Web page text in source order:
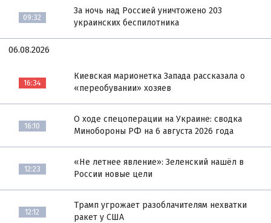
09:32
За ночь над Россией уничтожено 203
украинских беспилотника
06.08.2026
16:34
Киевская марионетка Запада рассказала о
«переобувании» хозяев
16:10
О ходе спецоперации на Украине: сводка
Минобороны РФ на 6 августа 2026 года
12:23
«Не летнее явление»: Зеленский нашёл в
России новые цели
12:12
Трамп угрожает разоблачителям нехватки
ракет у США